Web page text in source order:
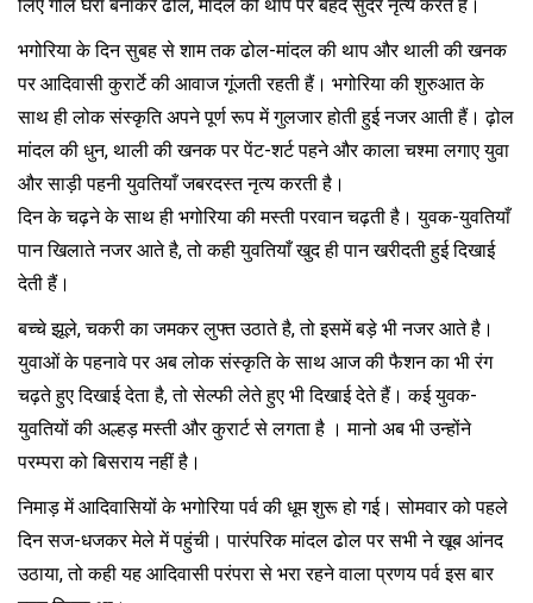
लिए गोल घेरा बनाकर ढोल, मांदल की थाप पर बेहद सुंदर नृत्य करते हैं।
भगोरिया के दिन सुबह से शाम तक ढोल-मांदल की थाप और थाली की खनक
पर आदिवासी कुरार्टे की आवाज गूंजती रहती हैं। भगोरिया की शुरुआत के
साथ ही लोक संस्कृति अपने पूर्ण रूप में गुलजार होती हुई नजर आती हैं। ढ़ोल
मांदल की धुन, थाली की खनक पर पेंट-शर्ट पहने और काला चश्मा लगाए युवा
और साड़ी पहनी युवतियाँ जबरदस्त नृत्य करती है।
दिन के चढ़ने के साथ ही भगोरिया की मस्ती परवान चढ़ती है। युवक-युवतियाँ
पान खिलाते नजर आते है, तो कही युवतियाँ खुद ही पान खरीदती हुई दिखाई
देती हैं।
बच्चे झूले, चकरी का जमकर लुफ्त उठाते है, तो इसमें बड़े भी नजर आते है।
युवाओं के पहनावे पर अब लोक संस्कृति के साथ आज की फैशन का भी रंग
चढ़ते हुए दिखाई देता है, तो सेल्फी लेते हुए भी दिखाई देते हैं। कई युवक-
युवतियों की अल्हड़ मस्ती और कुरार्ट से लगता है । मानो अब भी उन्होंने
परम्परा को बिसराय नहीं है।
निमाड़ में आदिवासियों के भगोरिया पर्व की धूम शुरू हो गई। सोमवार को पहले
दिन सज-धजकर मेले में पहुंची। पारंपरिक मांदल ढोल पर सभी ने खूब आंनद
उठाया, तो कही यह आदिवासी परंपरा से भरा रहने वाला प्रणय पर्व इस बार